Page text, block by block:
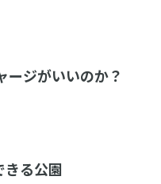
ージがいいのか？
る公園